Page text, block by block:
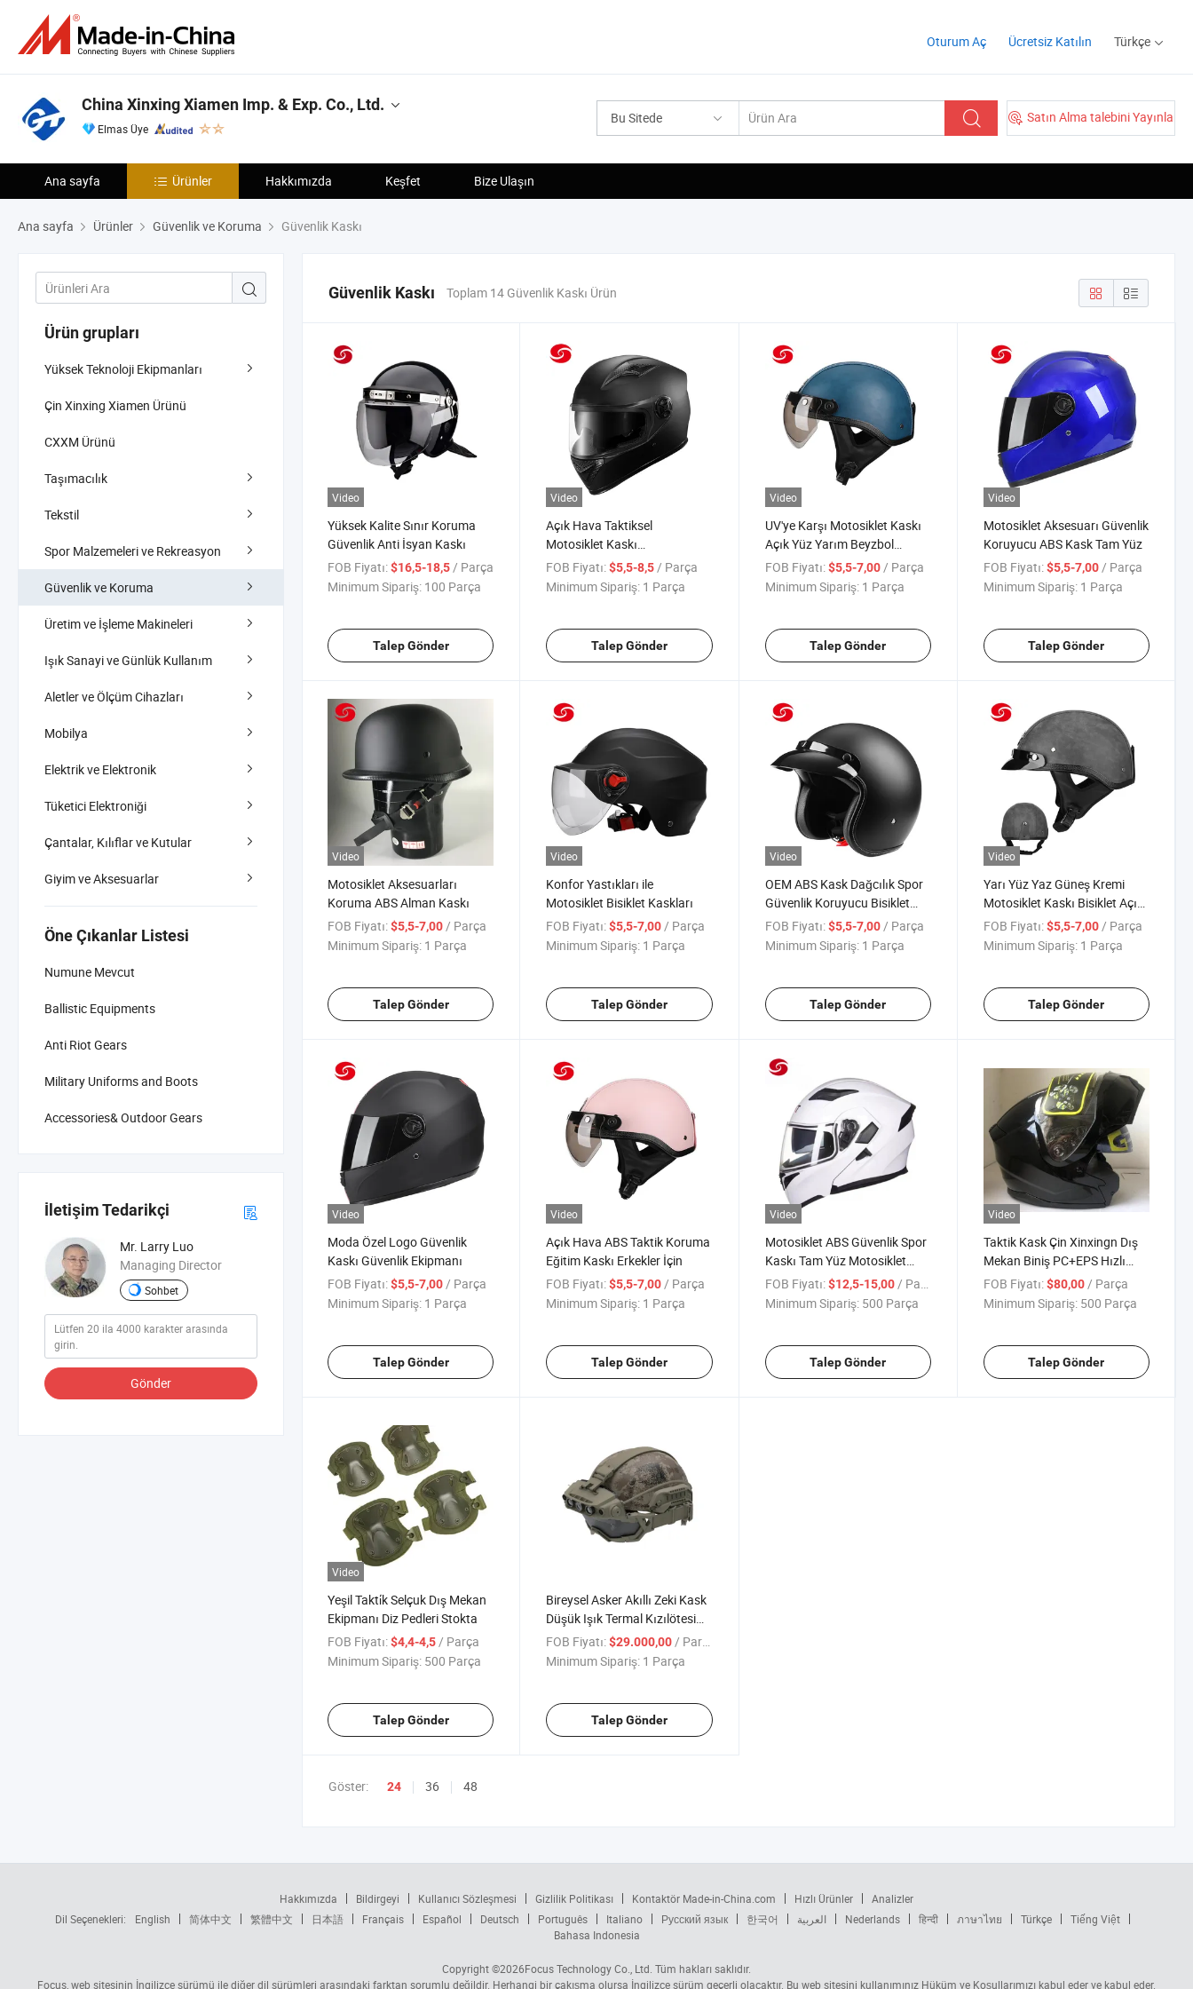
Oturum Aç Ücretsiz Katılın Türkçe
Bu Sitede Satın Alma talebini Yayınla
China Xinxing Xiamen Imp. & Exp. Co., Ltd.
Elmas Üye
Ana sayfa Ürünler Hakkımızda Keşfet Bize Ulaşın
Ana sayfa Ürünler Güvenlik ve Koruma Güvenlik Kaskı
Ürün grupları
Yüksek Teknoloji Ekipmanları
Çin Xinxing Xiamen Ürünü
CXXM Ürünü
Taşımacılık
Tekstil
Spor Malzemeleri ve Rekreasyon
Güvenlik ve Koruma
Üretim ve İşleme Makineleri
Işık Sanayi ve Günlük Kullanım
Aletler ve Ölçüm Cihazları
Mobilya
Elektrik ve Elektronik
Tüketici Elektroniği
Çantalar, Kılıflar ve Kutular
Giyim ve Aksesuarlar
Öne Çıkanlar Listesi
Numune Mevcut
Ballistic Equipments
Anti Riot Gears
Military Uniforms and Boots
Accessories& Outdoor Gears
İletişim Tedarikçi
Mr. Larry Luo
Managing Director
Sohbet
Gönder
Güvenlik Kaskı Toplam 14 Güvenlik Kaskı Ürün
Video
Yüksek Kalite Sınır Koruma
Güvenlik Anti İsyan Kaskı
FOB Fiyatı:$16,5-18,5/ Parça
Minimum Sipariş: 100 Parça
Talep Gönder
Video
Açık Hava Taktiksel
Motosiklet Kaskı
Özelleştirilmiş Logo
FOB Fiyatı: $5,5-8,5/ Parça
Minimum Sipariş: 1 Parça
Talep Gönder
Video
UV'ye Karşı Motosiklet Kaskı
Açık Yüz Yarım Beyzbol
Şapkası Güvenlik Kaskı
FOB Fiyatı: $5,5-7,00/ Parça
Minimum Sipariş: 1 Parça
Talep Gönder
Video
Motosiklet Aksesuarı Güvenlik
Koruyucu ABS Kask Tam Yüz
FOB Fiyatı: $5,5-7,00/ Parça
Minimum Sipariş: 1 Parça
Talep Gönder
Video
Motosiklet Aksesuarları
Koruma ABS Alman Kaskı
FOB Fiyatı:$5,5-7,00 / Parça
Minimum Sipariş: 1 Parça
Talep Gönder
Video
Konfor Yastıkları ile
Motosiklet Bisiklet Kaskları
FOB Fiyatı: $5,5-7,00 / Parça
Minimum Sipariş: 1 Parça
Talep Gönder
Video
OEM ABS Kask Dağcılık Spor
Güvenlik Koruyucu Bisiklet
Bisiklet Sürme için
FOB Fiyatı: $5,5-7,00 / Parça
Minimum Sipariş: 1 Parça
Talep Gönder
Video
Yarı Yüz Yaz Güneş Kremi
Motosiklet Kaskı Bisiklet Açık
Yüz Yarı Kask Elektrikli Araç
Güvenlik Kaskı
FOB Fiyatı: $5,5-7,00 / Parça
Minimum Sipariş: 1 Parça
Talep Gönder
Video
Moda Özel Logo Güvenlik
Kaskı Güvenlik Ekipmanı
FOB Fiyatı:$5,5-7,00 / Parça
Minimum Sipariş: 1 Parça
Talep Gönder
Video
Açık Hava ABS Taktik Koruma
Eğitim Kaskı Erkekler İçin
FOB Fiyatı: $5,5-7,00 / Parça
Minimum Sipariş: 1 Parça
Talep Gönder
Video
Motosiklet ABS Güvenlik Spor
Kaskı Tam Yüz Motosiklet
Kaskları
FOB Fiyatı: $12,5-15,00 / Parça
Minimum Sipariş: 500 Parça
Talep Gönder
Video
Taktik Kask Çin Xinxingn Dış
Mekan Biniş PC+EPS Hızlı
Kask
FOB Fiyatı: $80,00 / Parça
Minimum Sipariş: 500 Parça
Talep Gönder
Video
Yeşil Takti̇k Selçuk Dış Mekan
Ekipmanı Diz Pedleri Stokta
FOB Fiyatı:$4,4-4,5/ Parça
Minimum Sipariş: 500 Parça
Talep Gönder
Bireysel Asker Akıllı Zeki Kask
Düşük Işık Termal Kızılötesi
Füzyon Ar Ekranı
FOB Fiyatı: $29.000,00 / Parça
Minimum Sipariş: 1 Parça
Talep Gönder
Göster: 24 36 48
Hakkımızda Bildirgeyi Kullanıcı Sözleşmesi Gizlilik Politikası Kontaktör Made-in-China.com Hızlı Ürünler
Analizler
Dil Seçenekleri:
English 简体中文 繁體中文 日本語 Français Español Deutsch Português Italiano Русский язык 한국어 العربية Nederlands हिन्दी ภาษาไทย Türkçe
Tiếng Việt
Bahasa Indonesia
Copyright ©2026Focus Technology Co., Ltd. Tüm hakları saklıdır.
Focus, web sitesinin İngilizce sürümü ile diğer dil sürümleri arasındaki farktan sorumlu değildir. Herhangi bir çakışma olursa İngilizce sürüm geçerli olacaktır. Bu web sitesini kullanımınız Hüküm ve Koşullarımızı kabul eder ve kabul eder.